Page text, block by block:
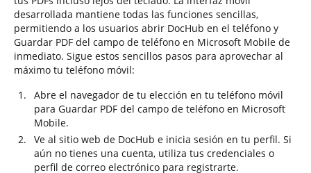
desarrollada mantiene todas las funciones sencillas,
permitiendo a los usuarios abrir DocHub en el teléfono y
Guardar PDF del campo de teléfono en Microsoft Mobile de
inmediato. Sigue estos sencillos pasos para aprovechar al
máximo tu teléfono móvil:
Abre el navegador de tu elección en tu teléfono móvil
para Guardar PDF del campo de teléfono en Microsoft
Mobile.
Ve al sitio web de DocHub e inicia sesión en tu perfil. Si
aún no tienes una cuenta, utiliza tus credenciales o
perfil de correo electrónico para registrarte.